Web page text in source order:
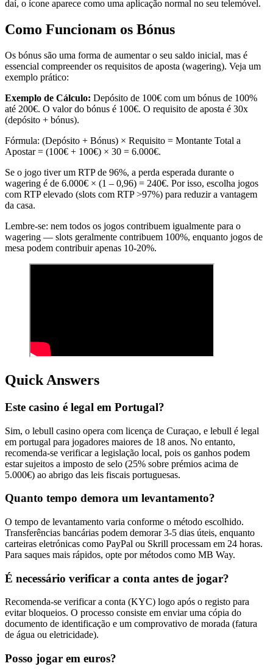
daí, o ícone aparece como uma aplicação normal no seu telemóvel.
Como Funcionam os Bónus
Os bónus são uma forma de aumentar o seu saldo inicial, mas é
essencial compreender os requisitos de aposta (wagering). Veja um
exemplo prático:
Exemplo de Cálculo: Depósito de 100€ com um bónus de 100%
até 200€. O valor do bónus é 100€. O requisito de aposta é 30x
(depósito + bónus).
Fórmula: (Depósito + Bónus) × Requisito = Montante Total a
Apostar = (100€ + 100€) × 30 = 6.000€.
Se o jogo tiver um RTP de 96%, a perda esperada durante o
wagering é de 6.000€ × (1 – 0,96) = 240€. Por isso, escolha jogos
com RTP elevado (slots com RTP >97%) para reduzir a vantagem
da casa.
Lembre-se: nem todos os jogos contribuem igualmente para o
wagering — slots geralmente contribuem 100%, enquanto jogos de
mesa podem contribuir apenas 10-20%.
Quick Answers
Este casino é legal em Portugal?
Sim, o lebull casino opera com licença de Curaçao, e lebull é legal
em portugal para jogadores maiores de 18 anos. No entanto,
recomenda-se verificar a legislação local, pois os ganhos podem
estar sujeitos a imposto de selo (25% sobre prémios acima de
5.000€) ao abrigo das leis fiscais portuguesas.
Quanto tempo demora um levantamento?
O tempo de levantamento varia conforme o método escolhido.
Transferências bancárias podem demorar 3-5 dias úteis, enquanto
carteiras eletrónicas como PayPal ou Skrill processam em 24 horas.
Para saques mais rápidos, opte por métodos como MB Way.
É necessário verificar a conta antes de jogar?
Recomenda-se verificar a conta (KYC) logo após o registo para
evitar bloqueios. O processo consiste em enviar uma cópia do
documento de identificação e um comprovativo de morada (fatura
de água ou eletricidade).
Posso jogar em euros?